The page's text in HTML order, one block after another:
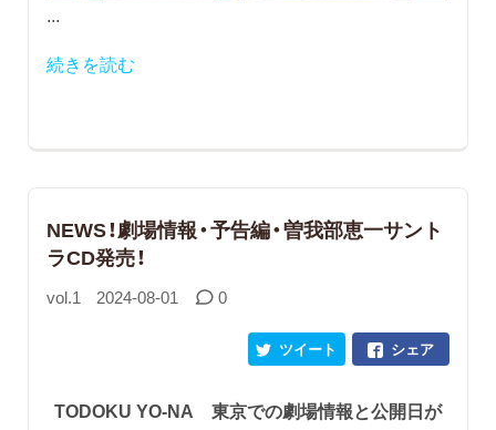
...
続きを読む
NEWS！劇場情報・予告編・曽我部恵一サント
ラCD発売！
vol.1 2024-08-01 0
シェア
ツイート
TODOKU YO-NA 東京での劇場情報と公開日が